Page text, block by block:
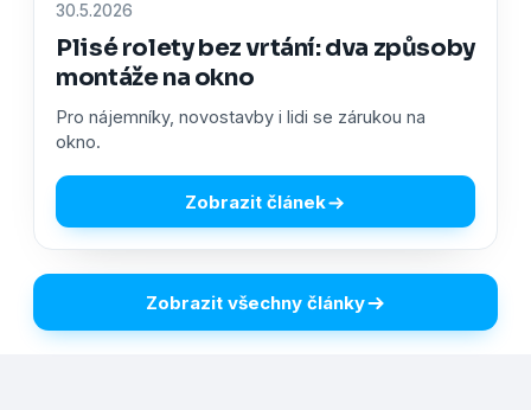
30.5.2026
Plisé rolety bez vrtání: dva způsoby
montáže na okno
Pro nájemníky, novostavby i lidi se zárukou na
okno.
Zobrazit článek
Zobrazit všechny články